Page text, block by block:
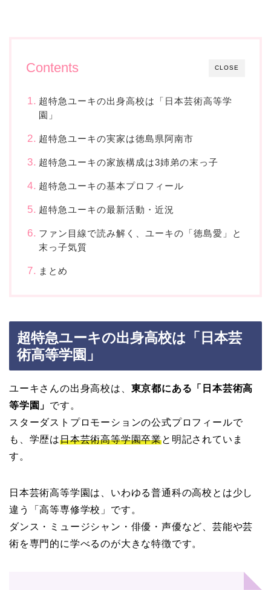
CLOSE
Contents
超特急ユーキの出身高校は「日本芸術高等学
園」
超特急ユーキの実家は徳島県阿南市
超特急ユーキの家族構成は3姉弟の末っ子
超特急ユーキの基本プロフィール
超特急ユーキの最新活動・近況
ファン目線で読み解く、ユーキの「徳島愛」と
末っ子気質
まとめ
超特急ユーキの出身高校は「日本芸
術高等学園」
ユーキさんの出身高校は、 東京都にある「日本芸術高
等学園」 です。
スターダストプロモーションの公式プロフィールで
も、学歴は日本芸術高等学園卒業と明記されていま
す。
日本芸術高等学園は、いわゆる普通科の高校とは少し
違う「高等専修学校」です。
ダンス・ミュージシャン・俳優・声優など、芸能や芸
術を専門的に学べるのが大きな特徴です。